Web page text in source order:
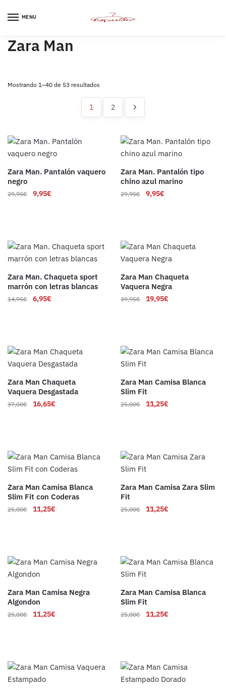
MENU
Zara Man
Mostrando 1–40 de 53 resultadosOrdenado
últimos
1 2
Zara Man. Pantalón vaquero
negro
29,95€ 9,95€
Zara Man. Pantalón tipo
chino azul marino
29,95€ 9,95€
Zara Man. Chaqueta sport
marrón con letras blancas
14,95€ 6,95€
Zara Man Chaqueta
Vaquera Negra
39,95€ 19,95€
Zara Man Chaqueta
Vaquera Desgastada
37,00€ 16,65€
Zara Man Camisa Blanca
Slim Fit
25,00€ 11,25€
Zara Man Camisa Blanca
Slim Fit con Coderas
25,00€ 11,25€
Zara Man Camisa Zara Slim
Fit
25,00€ 11,25€
Zara Man Camisa Negra
Algondon
25,00€ 11,25€
Zara Man Camisa Blanca
Slim Fit
25,00€ 11,25€